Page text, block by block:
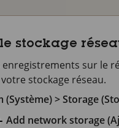
stockage
sur le
stockage réseau.
(Système) > Storage
Add network storage